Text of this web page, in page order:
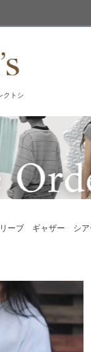
クトシ
ーブ ギャザー シ